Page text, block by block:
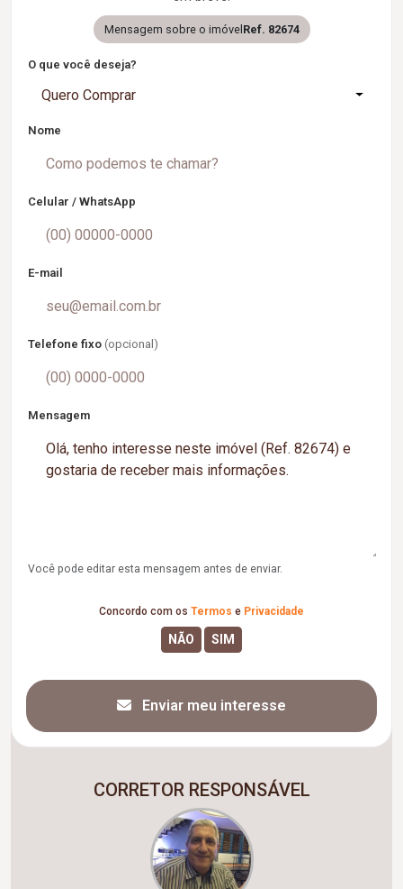
Mensagem sobre o imóvelRef. 82674
O que você deseja?
Quero Comprar
Nome
Celular / WhatsApp
E-mail
Telefone fixo (opcional)
Mensagem
Você pode editar esta mensagem antes de enviar.
Concordo com os Termos e Privacidade
Enviar meu interesse
CORRETOR RESPONSÁVEL